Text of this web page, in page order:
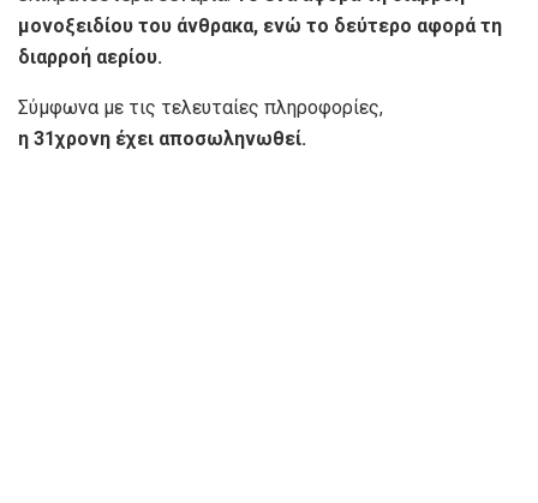
μονοξειδίου του άνθρακα, ενώ το δεύτερο αφορά τη
διαρροή αερίου.
Σύμφωνα με τις τελευταίες πληροφορίες,
η 31χρονη έχει αποσωληνωθεί.